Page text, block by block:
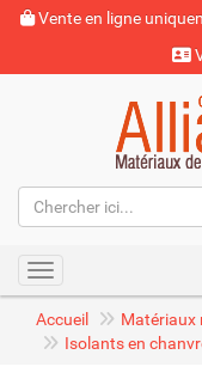
Vente en ligne
Toggle navigation
Accueil Matériaux
Isolants en